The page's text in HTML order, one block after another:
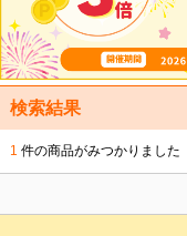
検索結果
1 件の商品がみつかりました